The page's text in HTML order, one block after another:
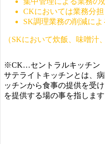
CKにおいては業務分
SK調理業務の削減に
（SKにおいて炊飯、味噌汁
※CK…セントラルキッチン
サテライトキッチンとは、
ッチンから食事の提供を受
を提供する場の事を指します